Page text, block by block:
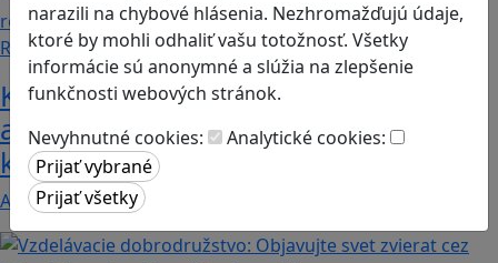
narazili na chybové hlásenia. Nezhromažďujú údaje,
ktoré by mohli odhaliť vašu totožnosť. Všetky
informácie sú anonymné a slúžia na zlepšenie
funkčnosti webových stránok.
Nevyhnutné cookies:
Analytické cookies:
Recenzie
Kooperatívna detektívka: Among Us
ako nástroj na rozvoj komunikácie a
kritického myslenia.
Among Us je populárna 2D multiplayerová digitálna…